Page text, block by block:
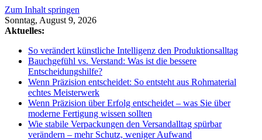
Zum Inhalt springen
Sonntag, August 9, 2026
Aktuelles:
So verändert künstliche Intelligenz den Produktionsalltag
Bauchgefühl vs. Verstand: Was ist die bessere
Entscheidungshilfe?
Wenn Präzision entscheidet: So entsteht aus Rohmaterial
echtes Meisterwerk
Wenn Präzision über Erfolg entscheidet – was Sie über
moderne Fertigung wissen sollten
Wie stabile Verpackungen den Versandalltag spürbar
verändern – mehr Schutz, weniger Aufwand